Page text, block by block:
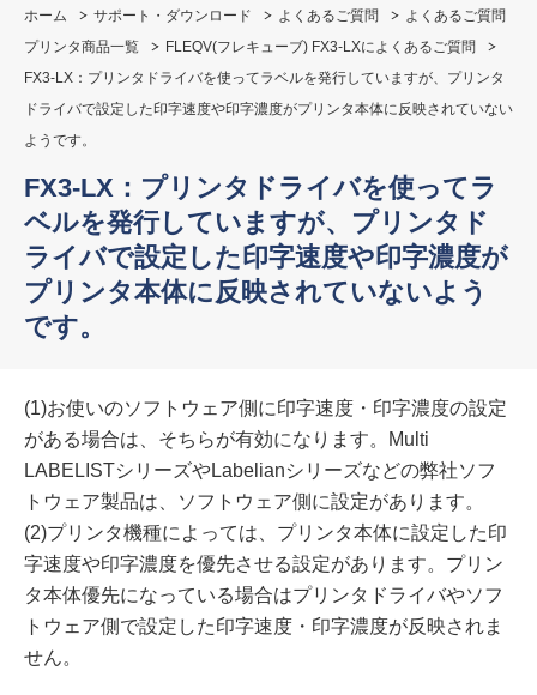
ホーム サポート・ダウンロード よくあるご質問
よくあるご質問
プリンタ商品一覧
FLEQV(フレキューブ) FX3-LXによくあるご質問
FX3-LX：プリンタドライバを使ってラベルを発行していますが、プリンタ
ドライバで設定した印字速度や印字濃度がプリンタ本体に反映されていない
ようです。
FX3-LX：プリンタドライバを使ってラ
ベルを発行していますが、プリンタド
ライバで設定した印字速度や印字濃度が
プリンタ本体に反映されていないよう
です。
(1)お使いのソフトウェア側に印字速度・印字濃度の設定
がある場合は、そちらが有効になります。Multi
LABELISTシリーズやLabelianシリーズなどの弊社ソフ
トウェア製品は、ソフトウェア側に設定があります。
(2)プリンタ機種によっては、プリンタ本体に設定した印
字速度や印字濃度を優先させる設定があります。プリン
タ本体優先になっている場合はプリンタドライバやソフ
トウェア側で設定した印字速度・印字濃度が反映されま
せん。